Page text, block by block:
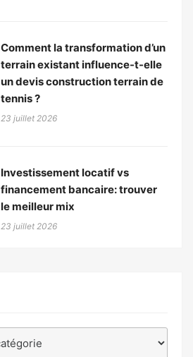
Comment la transformation d’un
terrain existant influence-t-elle
un devis construction terrain de
tennis ?
23 juillet 2026
Investissement locatif vs
financement bancaire: trouver
le meilleur mix
23 juillet 2026